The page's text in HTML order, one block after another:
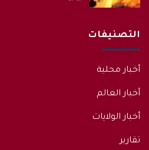
التصنيفات
أخبار محلية
أخبار العالم
أخبار الولايات
تقارير